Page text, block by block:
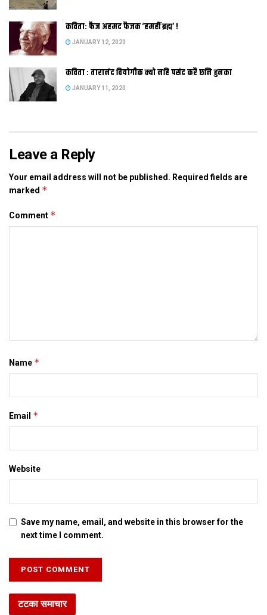
मे चुगलाक मुंह मे आगि लगा चुगलखोर कए सबक सिखेबाक पूर्ण होयत
कर्मकांड। बहिन मांगत भाईक ओरदा, भाई फोरद पहिनक शिरि। बाजत
ढोल। हेगेई बहिना चलै चल सामा खलाई……
कविता: फैज अहमद फैजक ‘हमहीं ब्रह्म’ !
JANUARY 12, 2020
कविता : तारानंद वियोगीक क्यो नहि पसंद करै छनि हुनका
JANUARY 11, 2020
Leave a Reply
Your email address will not be published. Required fields are
marked *
Comment *
Name *
Email *
Website
Save my name, email, and website in this browser for the
next time I comment.
टटका समाचार